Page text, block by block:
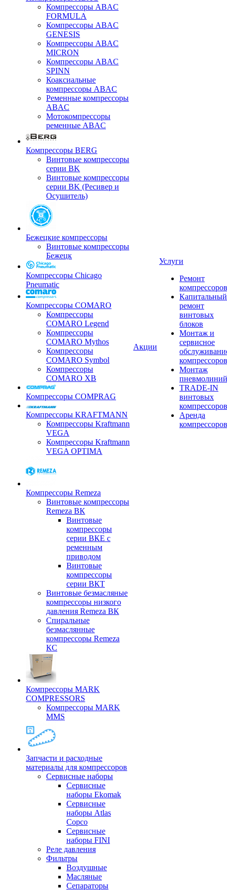
Компрессоры ABAC
FORMULA
Компрессоры ABAC
GENESIS
Компрессоры ABAC
MICRON
Компрессоры ABAC
SPINN
Коаксиальные
компрессоры ABAC
Ременные компрессоры
ABAC
Мотокомпрессоры
ременные ABAC
Компрессоры BERG
Винтовые компрессоры
серии BK
Винтовые компрессоры
серии BK (Ресивер и
Осушитель)
Бежецкие компрессоры
Винтовые компрессоры
Бежецк
Компрессоры Chicago
Pneumatic
Компрессоры COMARO
Компрессоры
COMARO Legend
Компрессоры
COMARO Mythos
Компрессоры
COMARO Symbol
Компрессоры
COMARO XB
Компрессоры COMPRAG
Компрессоры KRAFTMANN
Компрессоры Kraftmann
VEGA
Компрессоры Kraftmann
VEGA OPTIMA
Компрессоры Remeza
Винтовые компрессоры
Remeza ВК
Винтовые
компрессоры
серии ВКЕ с
ременным
приводом
Винтовые
компрессоры
серии ВКТ
Винтовые безмасляные
компрессоры низкого
давления Remeza ВК
Спиральные
безмаслянные
компрессоры Remeza
КС
Компрессоры MARK
COMPRESSORS
Компрессоры MARK
MMS
Запчасти и расходные
материалы для компрессоров
Cервисные наборы
Сервисные
наборы Ekomak
Cервисные
наборы Atlas
Copco
Сервисные
наборы FINI
Реле давления
Фильтры
Воздушные
Масляные
Сепараторы
Акции
Услуги
Ремонт
компрессоров
Капитальный
ремонт
винтовых
блоков
Монтаж и
сервисное
компрессоров
Монтаж
пневмолиний
TRADE-IN
винтовых
компрессоров
Аренда
компрессоров